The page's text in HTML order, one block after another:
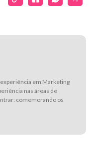
em Marketing
nas áreas de
comemorando os